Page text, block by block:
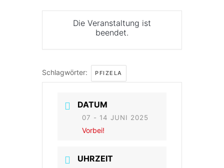
Die Veranstaltung ist
beendet.
Schlagwörter: PFIZELA
DATUM
07 - 14 JUNI 2025
Vorbei!
UHRZEIT